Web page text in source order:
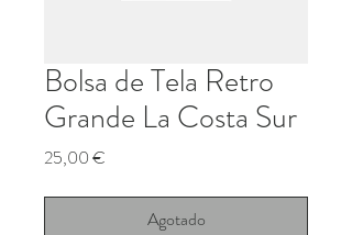
Bolsa de Tela Retro
Grande La Costa Sur
25,00 €
Agotado